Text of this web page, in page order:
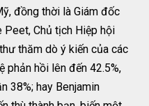
đồng thời là Giám đốc
Chủ tịch Hiệp hội
thăm dò ý kiến của các
phản hồi lên đến 42.5%,
38%; hay Benjamin